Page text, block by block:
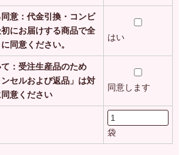
意：代金引換・コンビ
にお届けする商品で全
同意ください。
はい
：受注生産品のため
ンセルおよび返品」は対
意ください
同意します
袋